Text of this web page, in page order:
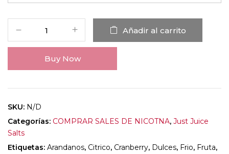
Añadir al carrito
Buy Now
SKU: N/D
Categorías: COMPRAR SALES DE NICOTNA, Just Juice
Salts
Etiquetas: Arandanos, Citrico, Cranberry, Dulces, Frio, Fruta,